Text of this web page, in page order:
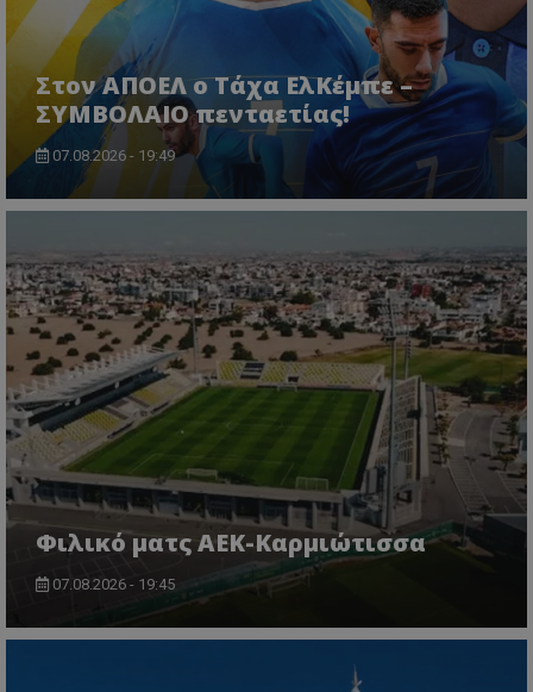
Στον ΑΠΟΕΛ ο Τάχα ΕλΚέμπε –
ΣΥΜΒΟΛΑΙΟ πενταετίας!
07.08.2026 - 19:49
Φιλικό ματς ΑΕΚ-Καρμιώτισσα
07.08.2026 - 19:45